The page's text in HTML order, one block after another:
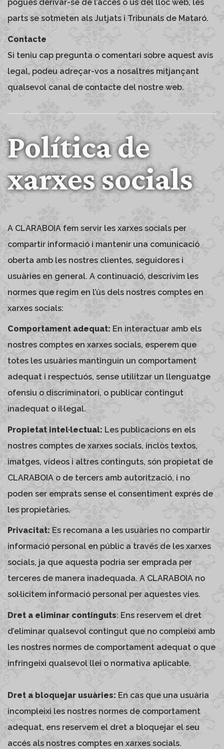
pogués derivar-se de l’accés o ús del lloc web, les
parts se sotmeten als Jutjats i Tribunals de Mataró.
Contacte
Si teniu cap pregunta o comentari sobre aquest avís
legal, podeu adreçar-vos a nosaltres mitjançant
qualsevol canal de contacte del nostre web.
Política de
xarxes socials
A CLARABOIA fem servir les xarxes socials per
compartir informació i mantenir una comunicació
oberta amb les nostres clientes, seguidores i
usuàries en general. A continuació, descrivim les
normes que regim en l’ús dels nostres comptes en
xarxes socials:
Comportament adequat: En interactuar amb els
nostres comptes en xarxes socials, esperem que
totes les usuàries mantinguin un comportament
adequat i respectuós, sense utilitzar un llenguatge
ofensiu o discriminatori, o publicar contingut
inadequat o il·legal.
Propietat intel·lectual: Les publicacions en els
nostres comptes de xarxes socials, inclòs textos,
imatges, vídeos i altres continguts, són propietat de
CLARABOIA o de tercers amb autorització, i no
poden ser emprats sense el consentiment exprés de
les propietàries.
Privacitat: Es recomana a les usuàries no compartir
informació personal en públic a través de les xarxes
socials, ja que aquesta podria ser emprada per
terceres de manera inadequada. A CLARABOIA no
sol·licitem informació personal per aquestes vies.
Dret a eliminar continguts: Ens reservem el dret
d’eliminar qualsevol contingut que no compleixi amb
les nostres normes de comportament adequat o que
infringeixi qualsevol llei o normativa aplicable.
Dret a bloquejar usuàries: En cas que una usuària
incompleixi les nostres normes de comportament
adequat, ens reservem el dret a bloquejar el seu
accés als nostres comptes en xarxes socials.